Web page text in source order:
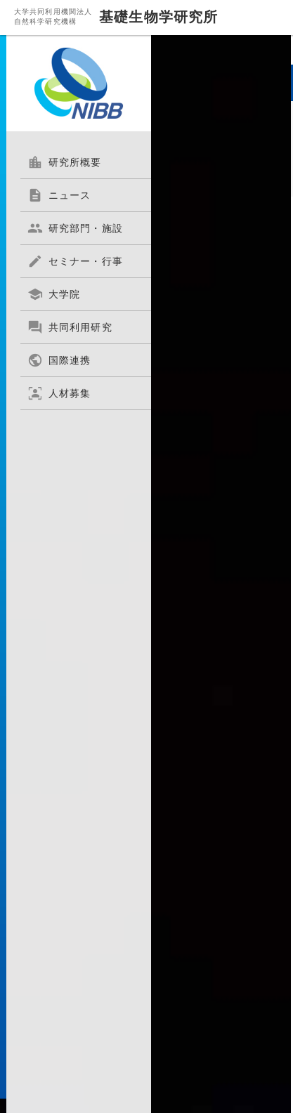
大学共同利用機関法人
自然科学研究機構
基礎生物学研究所
 研究所概要
 ニュース
 研究部門・施設
 セミナー・行事
 大学院
 共同利用研究
 国際連携
frame_person 人材募集